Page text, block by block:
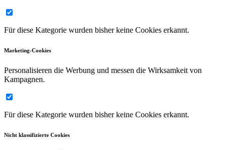
Für diese Kategorie wurden bisher keine Cookies erkannt.
Marketing-Cookies
Personalisieren die Werbung und messen die Wirksamkeit von
Kampagnen.
Für diese Kategorie wurden bisher keine Cookies erkannt.
Nicht klassifizierte Cookies